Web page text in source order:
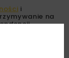
i
na